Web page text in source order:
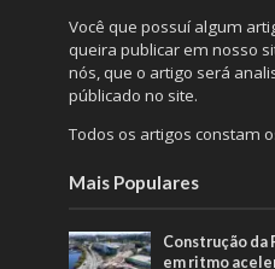
Você que possuí algum
queira publicar em nosso
nós, que o artigo será
públicado no site.
Todos os artigos constam
Mais Populares
Construção da
em ritmo